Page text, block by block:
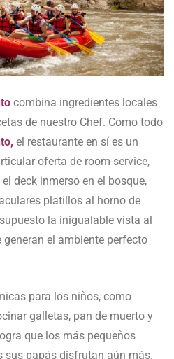
combina ingredientes locales
de nuestro Chef. Como todo
el restaurante en sí es un
oferta de room-service,
deck inmerso en el bosque,
platillos al horno de
la inigualable vista al
el ambiente perfecto
para los niños, como
galletas, pan de muerto y
que los más pequeños
sus papás disfrutan aún más.